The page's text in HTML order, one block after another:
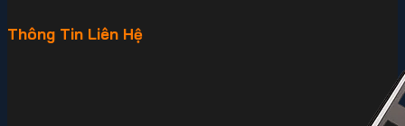
Thông Tin Liên Hệ